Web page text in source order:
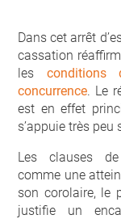
Dans cet arrêt
cassation
les conditions
concurrence. Le
est en effet
s’appuie très peu
Les clauses de
comme une
son corolaire, le
justifie un